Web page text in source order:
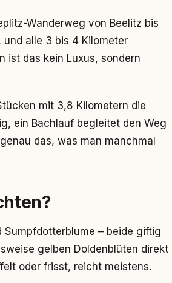
Wanderweg von Beelitz bis
und alle 3 bis 4 Kilometer
ist das kein Luxus, sondern
mit 3,8 Kilometern die
ein Bachlauf begleitet den Weg
das, was man manchmal
Sumpfdotterblume – beide giftig
gelben Doldenblüten direkt
oder frisst, reicht meistens.